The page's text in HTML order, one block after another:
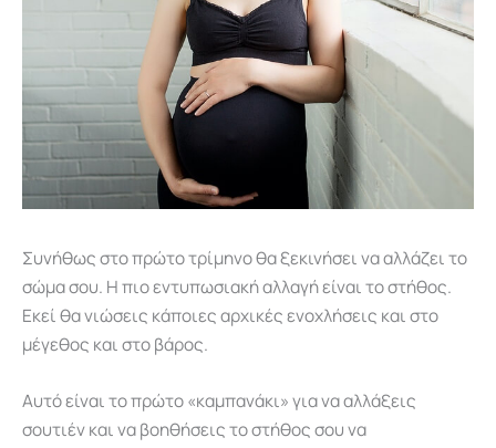
Συνήθως στο πρώτο τρίμηνο θα ξεκινήσει να αλλάζει το
σώμα σου. Η πιο εντυπωσιακή αλλαγή είναι το στήθος.
Εκεί θα νιώσεις κάποιες αρχικές ενοχλήσεις και στο
μέγεθος και στο βάρος.
Αυτό είναι το πρώτο «καμπανάκι» για να αλλάξεις
σουτιέν και να βοηθήσεις το στήθος σου να